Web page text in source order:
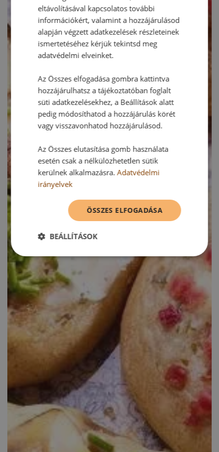
eltávolításával kapcsolatos további
információkért, valamint a hozzájárulásod
alapján végzett adatkezelések részleteinek
ismertetéséhez kérjük tekintsd meg
adatvédelmi elveinket.
Az Összes elfogadása gombra kattintva
hozzájárulhatsz a tájékoztatóban foglalt
süti adatkezelésekhez, a Beállítások alatt
pedig módosíthatod a hozzájárulás körét
vagy visszavonhatod hozzájárulásod.
Az Összes elutasítása gomb használata
esetén csak a nélkülözhetetlen sütik
kerülnek alkalmazásra.Adatvédelmi
irányelvek
ÖSSZES ELFOGADÁSA
BEÁLLÍTÁSOK